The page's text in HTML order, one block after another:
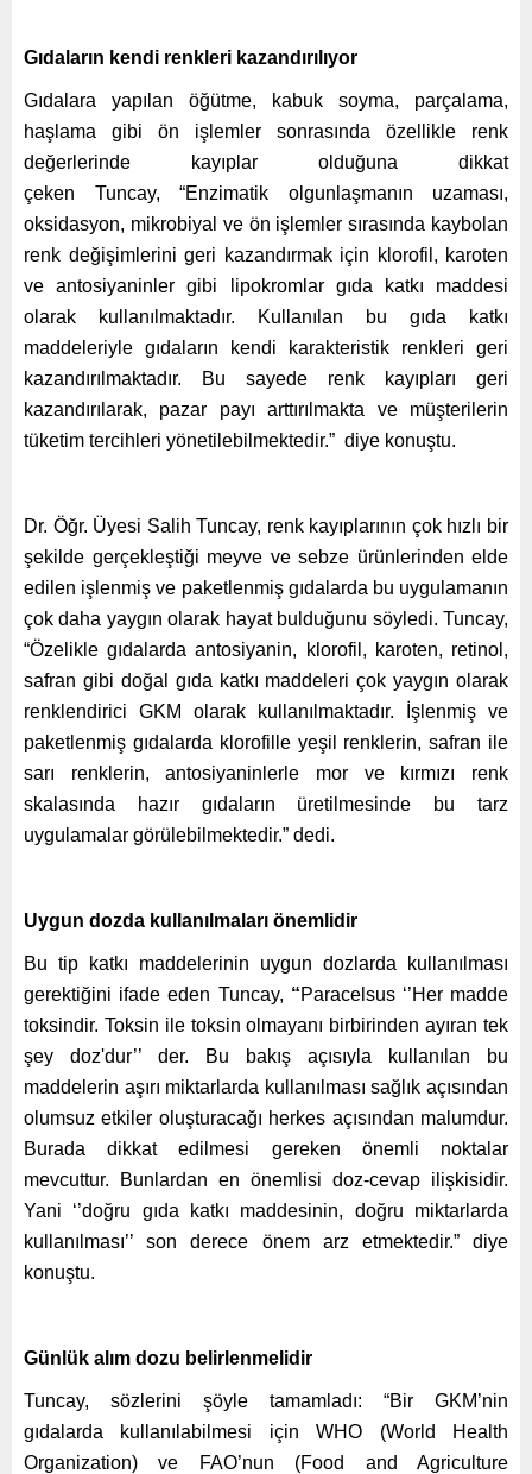
Gıdaların kendi renkleri kazandırılıyor
Gıdalara yapılan öğütme, kabuk soyma, parçalama,
haşlama gibi ön işlemler sonrasında özellikle renk
değerlerinde kayıplar olduğuna dikkat
çeken Tuncay, “Enzimatik olgunlaşmanın uzaması,
oksidasyon, mikrobiyal ve ön işlemler sırasında kaybolan
renk değişimlerini geri kazandırmak için klorofil, karoten
ve antosiyaninler gibi lipokromlar gıda katkı maddesi
olarak kullanılmaktadır. Kullanılan bu gıda katkı
maddeleriyle gıdaların kendi karakteristik renkleri geri
kazandırılmaktadır. Bu sayede renk kayıpları geri
kazandırılarak, pazar payı arttırılmakta ve müşterilerin
tüketim tercihleri yönetilebilmektedir.” diye konuştu.
Dr. Öğr. Üyesi Salih Tuncay, renk kayıplarının çok hızlı bir
şekilde gerçekleştiği meyve ve sebze ürünlerinden elde
edilen işlenmiş ve paketlenmiş gıdalarda bu uygulamanın
çok daha yaygın olarak hayat bulduğunu söyledi. Tuncay,
“Özelikle gıdalarda antosiyanin, klorofil, karoten, retinol,
safran gibi doğal gıda katkı maddeleri çok yaygın olarak
renklendirici GKM olarak kullanılmaktadır. İşlenmiş ve
paketlenmiş gıdalarda klorofille yeşil renklerin, safran ile
sarı renklerin, antosiyaninlerle mor ve kırmızı renk
skalasında hazır gıdaların üretilmesinde bu tarz
uygulamalar görülebilmektedir.” dedi.
Uygun dozda kullanılmaları önemlidir
Bu tip katkı maddelerinin uygun dozlarda kullanılması
gerektiğini ifade eden Tuncay, “Paracelsus ‘’Her madde
toksindir. Toksin ile toksin olmayanı birbirinden ayıran tek
şey doz'dur’’ der. Bu bakış açısıyla kullanılan bu
maddelerin aşırı miktarlarda kullanılması sağlık açısından
olumsuz etkiler oluşturacağı herkes açısından malumdur.
Burada dikkat edilmesi gereken önemli noktalar
mevcuttur. Bunlardan en önemlisi doz-cevap ilişkisidir.
Yani ‘’doğru gıda katkı maddesinin, doğru miktarlarda
kullanılması’’ son derece önem arz etmektedir.” diye
konuştu.
Günlük alım dozu belirlenmelidir
Tuncay, sözlerini şöyle tamamladı: “Bir GKM’nin
gıdalarda kullanılabilmesi için WHO (World Health
Organization) ve FAO’nun (Food and Agriculture